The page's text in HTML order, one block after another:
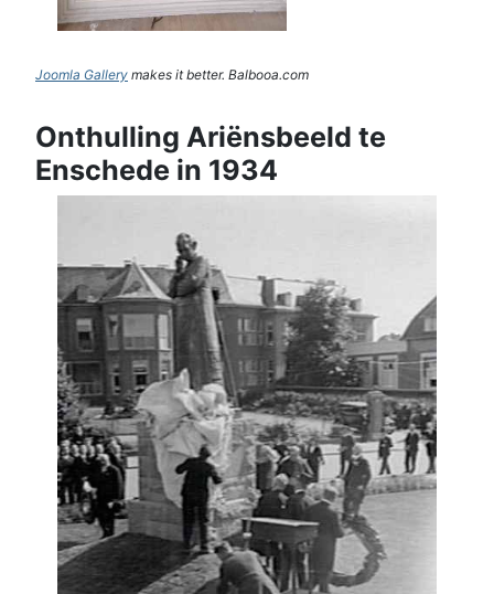
Joomla Gallery makes it better. Balbooa.com
Onthulling Ariënsbeeld te
Enschede in 1934